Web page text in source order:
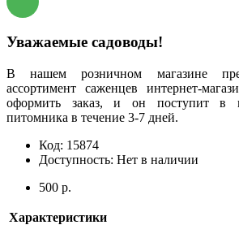
Уважаемые садоводы!
В нашем розничном магазине
ассортимент саженцев интернет-
оформить заказ, и он поступит в
питомника в течение 3-7 дней.
Код: 15874
Доступность: Нет в наличии
500 р.
Характеристики